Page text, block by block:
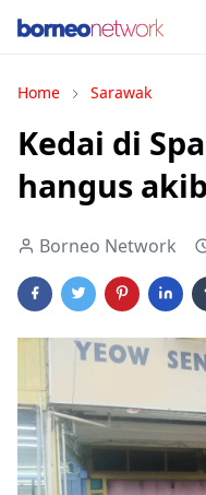
Home Sarawak
Kedai di
hangus
Borneo Network